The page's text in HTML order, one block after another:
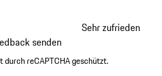
Sehr zufrieden
senden
durch reCAPTCHA geschützt.